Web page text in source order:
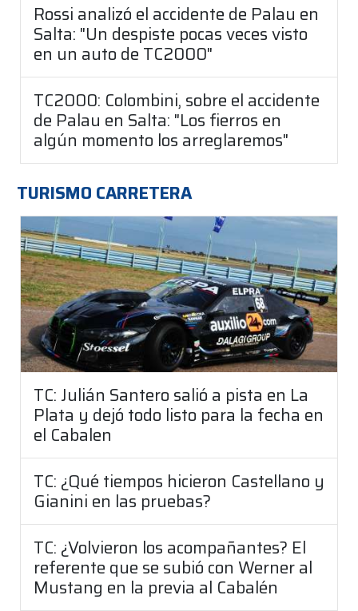
Rossi analizó el accidente de Palau en
Salta: "Un despiste pocas veces visto
en un auto de TC2000"
TC2000: Colombini, sobre el accidente
de Palau en Salta: "Los fierros en
algún momento los arreglaremos"
TURISMO CARRETERA
TC: Julián Santero salió a pista en La
Plata y dejó todo listo para la fecha en
el Cabalen
TC: ¿Qué tiempos hicieron Castellano y
Gianini en las pruebas?
TC: ¿Volvieron los acompañantes? El
referente que se subió con Werner al
Mustang en la previa al Cabalén